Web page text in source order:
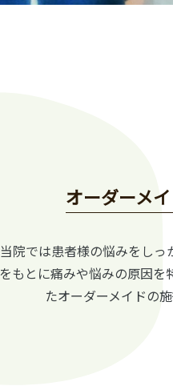
オーダーメ
当院では患者様の悩みをしっ
をもとに痛みや悩みの原因を
たオーダーメイドの